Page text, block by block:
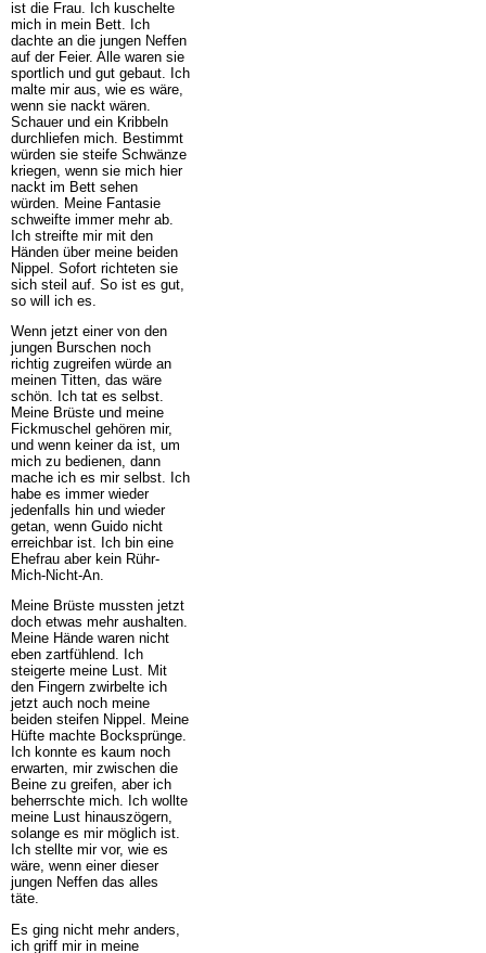
ist die Frau. Ich kuschelte
mich in mein Bett. Ich
dachte an die jungen Neffen
auf der Feier. Alle waren sie
sportlich und gut gebaut. Ich
malte mir aus, wie es wäre,
wenn sie nackt wären.
Schauer und ein Kribbeln
durchliefen mich. Bestimmt
würden sie steife Schwänze
kriegen, wenn sie mich hier
nackt im Bett sehen
würden. Meine Fantasie
schweifte immer mehr ab.
Ich streifte mir mit den
Händen über meine beiden
Nippel. Sofort richteten sie
sich steil auf. So ist es gut,
so will ich es.
Wenn jetzt einer von den
jungen Burschen noch
richtig zugreifen würde an
meinen Titten, das wäre
schön. Ich tat es selbst.
Meine Brüste und meine
Fickmuschel gehören mir,
und wenn keiner da ist, um
mich zu bedienen, dann
mache ich es mir selbst. Ich
habe es immer wieder
jedenfalls hin und wieder
getan, wenn Guido nicht
erreichbar ist. Ich bin eine
Ehefrau aber kein Rühr-
Mich-Nicht-An.
Meine Brüste mussten jetzt
doch etwas mehr aushalten.
Meine Hände waren nicht
eben zartfühlend. Ich
steigerte meine Lust. Mit
den Fingern zwirbelte ich
jetzt auch noch meine
beiden steifen Nippel. Meine
Hüfte machte Bocksprünge.
Ich konnte es kaum noch
erwarten, mir zwischen die
Beine zu greifen, aber ich
beherrschte mich. Ich wollte
meine Lust hinauszögern,
solange es mir möglich ist.
Ich stellte mir vor, wie es
wäre, wenn einer dieser
jungen Neffen das alles
täte.
Es ging nicht mehr anders,
ich griff mir in meine